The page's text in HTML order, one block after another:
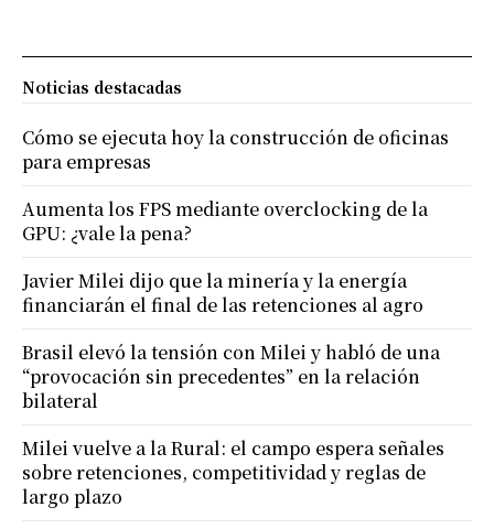
Noticias destacadas
Cómo se ejecuta hoy la construcción de oficinas
para empresas
Aumenta los FPS mediante overclocking de la
GPU: ¿vale la pena?
Javier Milei dijo que la minería y la energía
financiarán el final de las retenciones al agro
Brasil elevó la tensión con Milei y habló de una
“provocación sin precedentes” en la relación
bilateral
Milei vuelve a la Rural: el campo espera señales
sobre retenciones, competitividad y reglas de
largo plazo